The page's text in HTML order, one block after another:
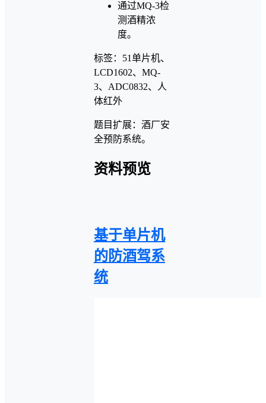
通过MQ-3检
测酒精浓
度。
标签：51单片机、
LCD1602、MQ-
3、ADC0832、人
体红外
题目扩展：酒厂安
全预防系统。
资料预览
基于单片机
的防酒驾系
统